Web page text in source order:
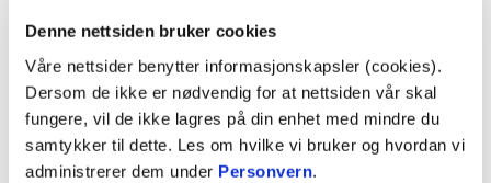
Denne nettsiden bruker cookies
Våre nettsider benytter informasjonskapsler (cookies).
Dersom de ikke er nødvendig for at nettsiden vår skal
fungere, vil de ikke lagres på din enhet med mindre du
samtykker til dette. Les om hvilke vi bruker og hvordan vi
administrerer dem under Personvern.